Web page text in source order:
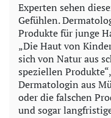
Experten sehen
Gefühlen.
Produkte für junge
„Die Haut von
sich von Natur aus
speziellen
Dermatologin aus
oder die falschen
und sogar